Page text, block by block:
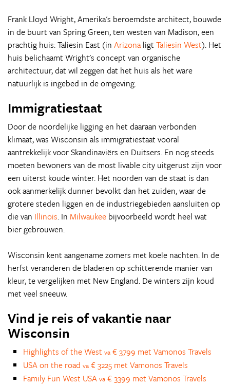
Frank Lloyd Wright, Amerika's beroemdste architect, bouwde
in de buurt van Spring Green, ten westen van Madison, een
prachtig huis: Taliesin East (in Arizona ligt Taliesin West). Het
huis belichaamt Wright's concept van organische
architectuur, dat wil zeggen dat het huis als het ware
natuurlijk is ingebed in de omgeving.
Immigratiestaat
Door de noordelijke ligging en het daaraan verbonden
klimaat, was Wisconsin als immigratiestaat vooral
aantrekkelijk voor Skandinaviërs en Duitsers. En nog steeds
moeten bewoners van de most livable city uitgerust zijn voor
een uiterst koude winter. Het noorden van de staat is dan
ook aanmerkelijk dunner bevolkt dan het zuiden, waar de
grotere steden liggen en de industriegebieden aansluiten op
die van Illinois. In Milwaukee bijvoorbeeld wordt heel wat
bier gebrouwen.
Wisconsin kent aangename zomers met koele nachten. In de
herfst veranderen de bladeren op schitterende manier van
kleur, te vergelijken met New England. De winters zijn koud
met veel sneeuw.
Vind je reis of vakantie naar
Wisconsin
Highlights of the West va € 3799 met Vamonos Travels
USA on the road va € 3225 met Vamonos Travels
Family Fun West USA va € 3399 met Vamonos Travels